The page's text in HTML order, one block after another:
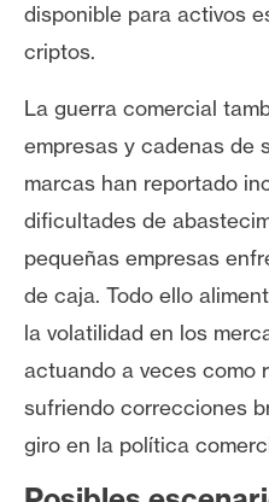
disponible para activos
criptos.
La guerra comercial
empresas y cadenas de
marcas han reportado
dificultades de
pequeñas empresas
de caja. Todo ello
la volatilidad en los
actuando a veces como
sufriendo correcciones
giro en la política